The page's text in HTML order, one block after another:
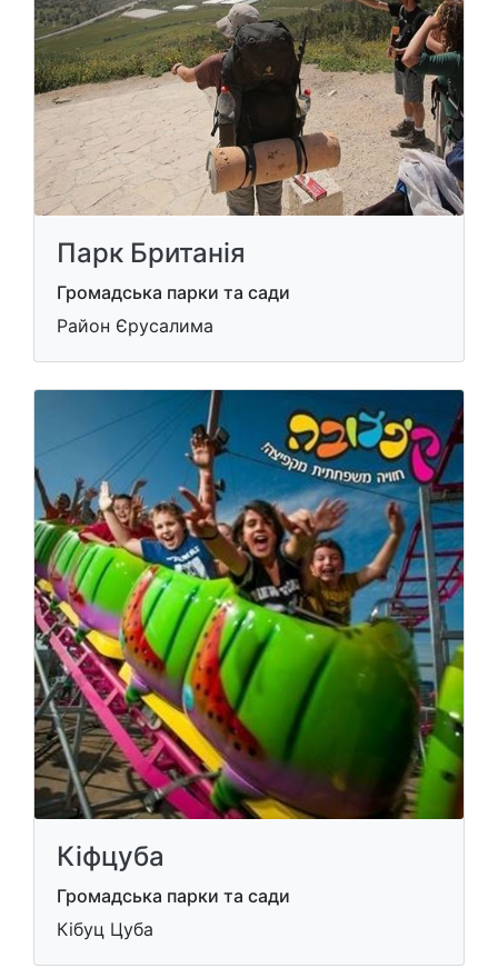
Парк Британія
Громадська парки та сади
Район Єрусалима
Кіфцуба
Громадська парки та сади
Кібуц Цуба